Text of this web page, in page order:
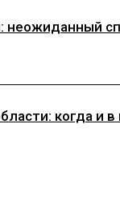
когда и